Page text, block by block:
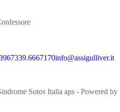
339.6667170info@assigulliver.it
Sotos Italia aps - Powered by